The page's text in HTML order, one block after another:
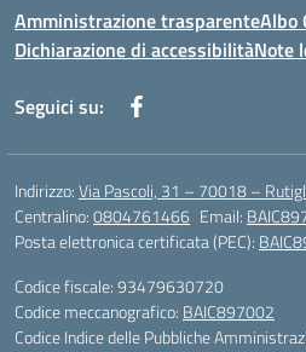
Amministrazione trasparenteAlbo
Dichiarazione di accessibilitàNote
Seguici su:
Indirizzo:Via Pascoli, 31 – 70018 –
Centralino:0804761466 Email:
Posta elettronica certificata (PEC):
Codice fiscale: 93479630720
Codice meccanografico: BAIC897002
Codice Indice delle Pubbliche